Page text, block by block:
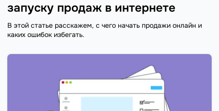
запуску продаж в интернете
В этой статье расскажем, с чего начать продажи онлайн и
каких ошибок избегать.